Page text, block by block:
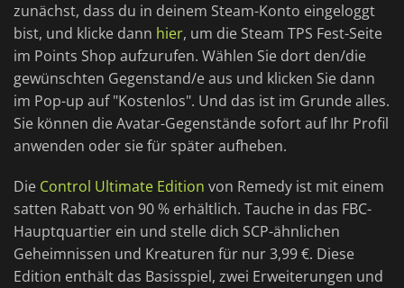
zunächst, dass du in deinem Steam-Konto eingeloggt
bist, und klicke dann hier, um die Steam TPS Fest-Seite
im Points Shop aufzurufen. Wählen Sie dort den/die
gewünschten Gegenstand/e aus und klicken Sie dann
im Pop-up auf "Kostenlos". Und das ist im Grunde alles.
Sie können die Avatar-Gegenstände sofort auf Ihr Profil
anwenden oder sie für später aufheben.
Die Control Ultimate Edition von Remedy ist mit einem
satten Rabatt von 90 % erhältlich. Tauche in das FBC-
Hauptquartier ein und stelle dich SCP-ähnlichen
Geheimnissen und Kreaturen für nur 3,99 €. Diese
Edition enthält das Basisspiel, zwei Erweiterungen und